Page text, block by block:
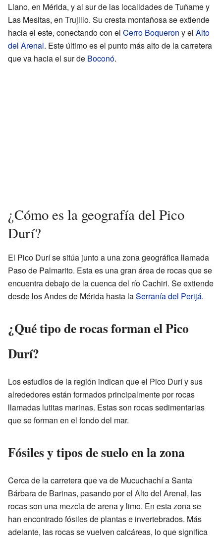
Llano, en Mérida, y al sur de las localidades de Tuñame y
Las Mesitas, en Trujillo. Su cresta montañosa se extiende
hacia el este, conectando con el Cerro Boqueron y el Alto
del Arenal. Este último es el punto más alto de la carretera
que va hacia el sur de Boconó.
¿Cómo es la geografía del Pico
Durí?
El Pico Durí se sitúa junto a una zona geográfica llamada
Paso de Palmarito. Esta es una gran área de rocas que se
encuentra debajo de la cuenca del río Cachiri. Se extiende
desde los Andes de Mérida hasta laSerranía del Perijá.
¿Qué tipo de rocas forman el Pico
Durí?
Los estudios de la región indican que el Pico Durí y sus
alrededores están formados principalmente por rocas
llamadas lutitas marinas. Estas son rocas sedimentarias
que se forman en el fondo del mar.
Fósiles y tipos de suelo en la zona
Cerca de la carretera que va de Mucuchachí a Santa
Bárbara de Barinas, pasando por el Alto del Arenal, las
rocas son una mezcla de arena y limo. En esta zona se
han encontrado fósiles de plantas e invertebrados. Más
adelante, las rocas se vuelven calcáreas, lo que significa